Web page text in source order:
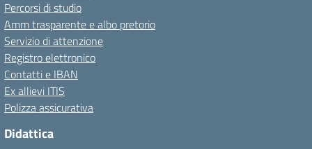
Percorsi di studio
Amm trasparente e albo pretorio
Servizio di attenzione
Registro elettronico
Contatti e IBAN
Ex allievi ITIS
Polizza assicurativa
Didattica